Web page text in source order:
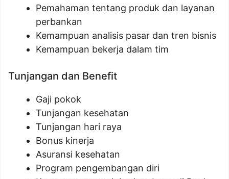
Pemahaman tentang produk dan layanan
perbankan
Kemampuan analisis pasar dan tren bisnis
Kemampuan bekerja dalam tim
Tunjangan dan Benefit
Gaji pokok
Tunjangan kesehatan
Tunjangan hari raya
Bonus kinerja
Asuransi kesehatan
Program pengembangan diri